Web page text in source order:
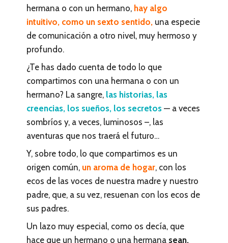
hermana o con un hermano, hay algo
intuitivo, como un sexto sentido, una especie
de comunicación a otro nivel, muy hermoso y
profundo.
¿Te has dado cuenta de todo lo que
compartimos con una hermana o con un
hermano? La sangre, las historias, las
creencias, los sueños, los secretos — a veces
sombríos y, a veces, luminosos –, las
aventuras que nos traerá el futuro…
Y, sobre todo, lo que compartimos es un
origen común, un aroma de hogar, con los
ecos de las voces de nuestra madre y nuestro
padre, que, a su vez, resuenan con los ecos de
sus padres.
Un lazo muy especial, como os decía, que
hace que un hermano o una hermana sean,